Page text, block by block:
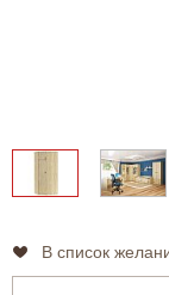
В список